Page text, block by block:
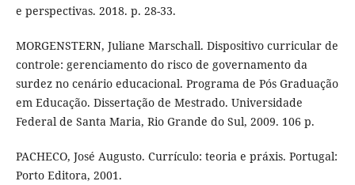
e perspectivas. 2018. p. 28-33.
MORGENSTERN, Juliane Marschall. Dispositivo curricular de
controle: gerenciamento do risco de governamento da
surdez no cenário educacional. Programa de Pós Graduação
em Educação. Dissertação de Mestrado. Universidade
Federal de Santa Maria, Rio Grande do Sul, 2009. 106 p.
PACHECO, José Augusto. Currículo: teoria e práxis. Portugal:
Porto Editora, 2001.